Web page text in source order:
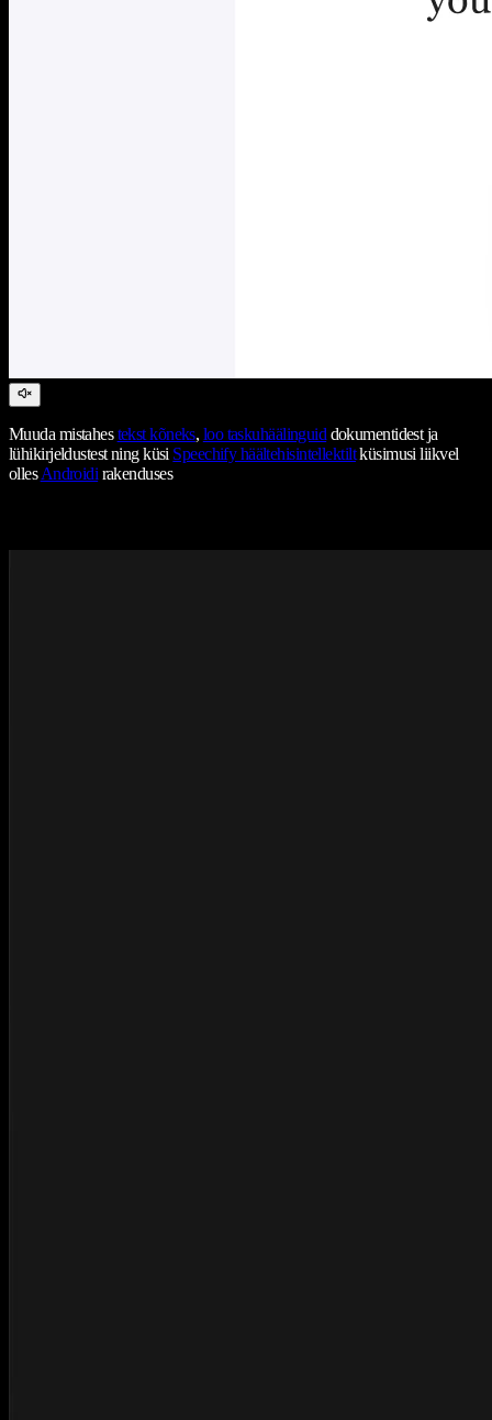
Muuda mistahestekst kõneks, loo taskuhäälinguiddokumentidest ja
lühikirjeldustest ning küsi Speechify häältehisintellektiltküsimusi liikvel
ollesAndroidirakenduses